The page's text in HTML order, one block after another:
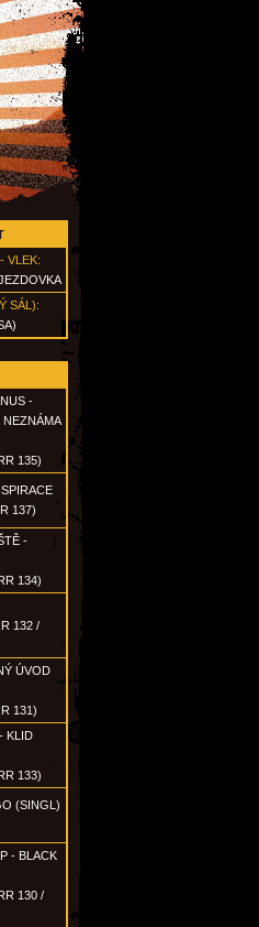
VLEK:
SÁL):
-
135)
137)
-
134)
132 /
ÚVOD
131)
KLID
133)
(SINGL)
- BLACK
130 /